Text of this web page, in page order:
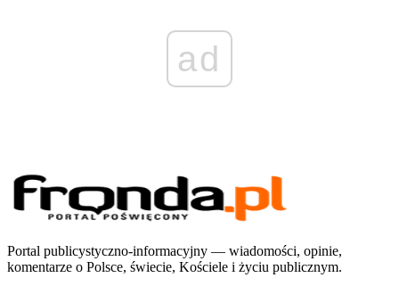
ad
Portal publicystyczno-informacyjny — wiadomości, opinie,
komentarze o Polsce, świecie, Kościele i życiu publicznym.